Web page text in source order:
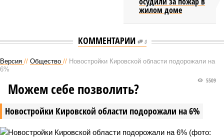
жилом доме
КОММЕНТАРИИ 0
Версия // Общество // Новостройки Кировской области подорожали на
6%
Новостройки Кировской области подорожали на 6%
5509
Можем себе позволить?